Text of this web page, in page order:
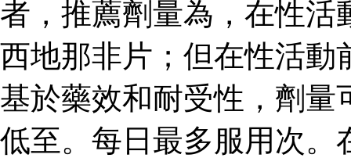
者，推薦劑量為，在性活
西地那非片；但在性活動
基於藥效和耐受性，劑量
低至。每日最多服用次。